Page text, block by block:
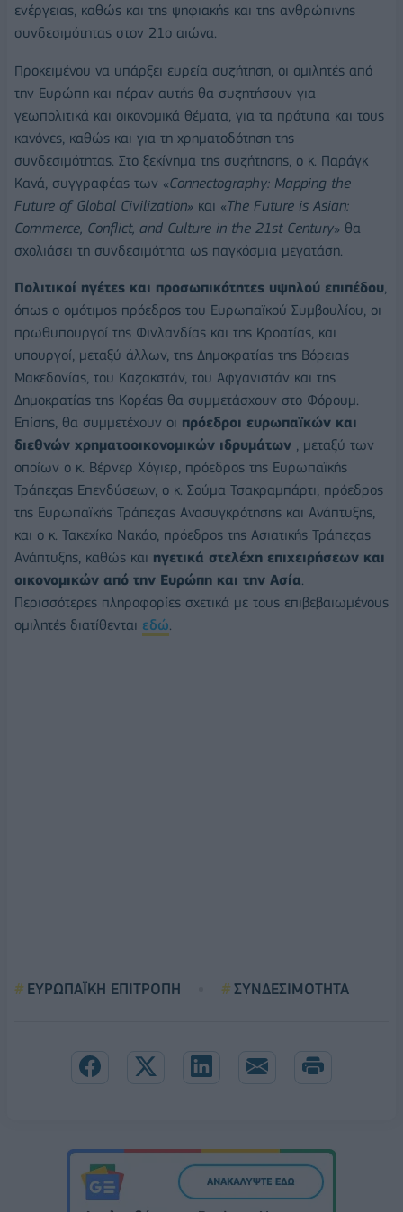
ενέργειας, καθώς και της ψηφιακής και της ανθρώπινης
συνδεσιμότητας στον 21ο αιώνα.
Προκειμένου να υπάρξει ευρεία συζήτηση, οι ομιλητές από
την Ευρώπη και πέραν αυτής θα συζητήσουν για
γεωπολιτικά και οικονομικά θέματα, για τα πρότυπα και τους
κανόνες, καθώς και για τη χρηματοδότηση της
συνδεσιμότητας. Στο ξεκίνημα της συζήτησης, ο κ. Παράγκ
Κανά, συγγραφέας των «Connectography: Mapping the
Future of Global Civilization» και «The Future is Asian:
Commerce, Conflict, and Culture in the 21st Century» θα
σχολιάσει τη συνδεσιμότητα ως παγκόσμια μεγατάση.
Πολιτικοί ηγέτες και προσωπικότητες υψηλού επιπέδου,
όπως ο ομότιμος πρόεδρος του Ευρωπαϊκού Συμβουλίου, οι
πρωθυπουργοί της Φινλανδίας και της Κροατίας, και
υπουργοί, μεταξύ άλλων, της Δημοκρατίας της Βόρειας
Μακεδονίας, του Καζακστάν, του Αφγανιστάν και της
Δημοκρατίας της Κορέας θα συμμετάσχουν στο Φόρουμ.
Επίσης, θα συμμετέχουν οι πρόεδροι ευρωπαϊκών και
διεθνών χρηματοοικονομικών ιδρυμάτων , μεταξύ των
οποίων ο κ. Βέρνερ Χόγιερ, πρόεδρος της Ευρωπαϊκής
Τράπεζας Επενδύσεων, ο κ. Σούμα Τσακραμπάρτι, πρόεδρος
της Ευρωπαϊκής Τράπεζας Ανασυγκρότησης και Ανάπτυξης,
και ο κ. Τακεχίκο Νακάο, πρόεδρος της Ασιατικής Τράπεζας
Ανάπτυξης, καθώς και ηγετικά στελέχη επιχειρήσεων και
οικονομικών από την Ευρώπη και την Ασία.
Περισσότερες πληροφορίες σχετικά με τους επιβεβαιωμένους
ομιλητές διατίθενται εδώ.
ΕΥΡΩΠΑΪΚΗ ΕΠΙΤΡΟΠΗ ΣΥΝΔΕΣΙΜΟΤΗΤΑ